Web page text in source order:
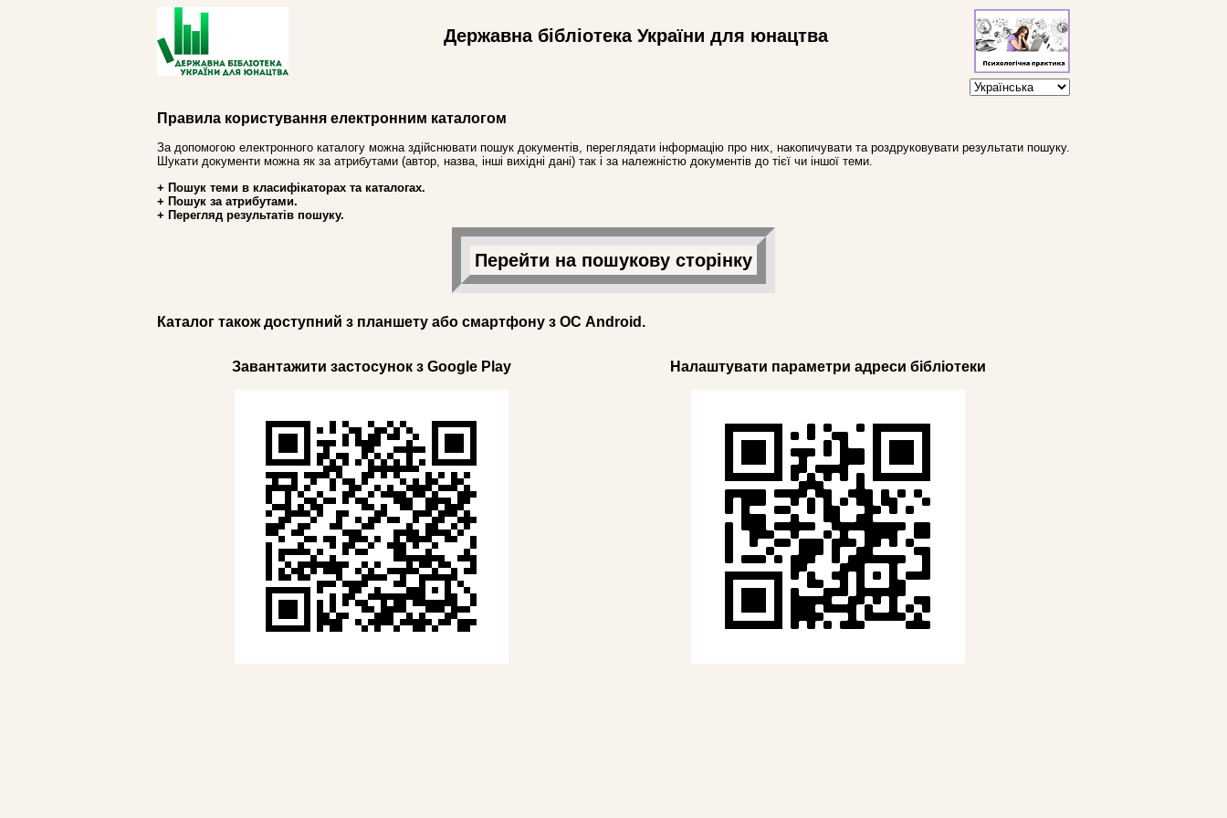
Державна бібліотека України для юнацтва
Правила користування електронним каталогом
За допомогою електронного каталогу можна здійснювати пошук документів, переглядати інформацію про них, накопичувати та роздруковувати результати пошуку.
Шукати документи можна як за атрибутами (автор, назва, інші вихідні дані) так і за належністю документів до тієї чи іншої теми.
+ Пошук теми в класифікаторах та каталогах.
+ Пошук за атрибутами.
+ Перегляд результатів пошуку.
Перейти на пошукову сторінку
Каталог також доступний з планшету або смартфону з ОС Android.
Завантажити застосунок з Google Play Налаштувати параметри адреси бібліотеки